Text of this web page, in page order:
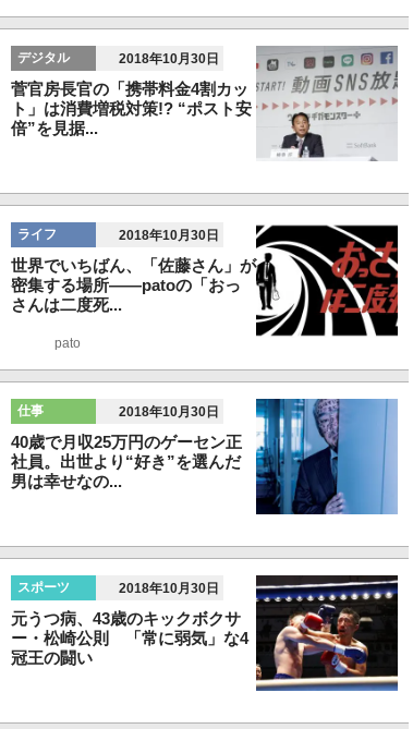
デジタル 2018年10月30日
菅官房長官の「携帯料金4割カッ
ト」は消費増税対策!? “ポスト安
倍”を見据...
ライフ 2018年10月30日
世界でいちばん、「佐藤さん」が
密集する場所――patoの「おっ
さんは二度死...
pato
仕事 2018年10月30日
40歳で月収25万円のゲーセン正
社員。出世より“好き”を選んだ
男は幸せなの...
スポーツ 2018年10月30日
元うつ病、43歳のキックボクサ
ー・松崎公則 「常に弱気」な4
冠王の闘い